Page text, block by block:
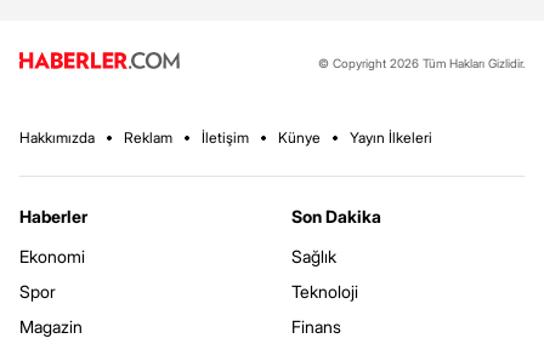
© Copyright 2026 Tüm Hakları Gizlidir.
Hakkımızda Reklam İletişim Künye Yayın İlkeleri
Haberler
Ekonomi
Spor
Magazin
Son Dakika
Sağlık
Teknoloji
Finans